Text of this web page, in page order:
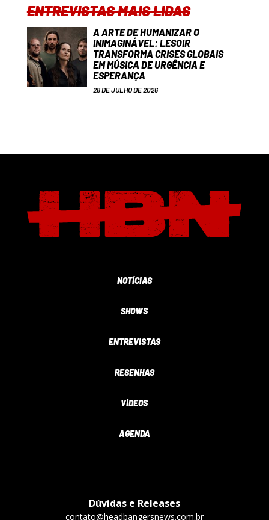
ENTREVISTAS MAIS LIDAS
A ARTE DE HUMANIZAR O
INIMAGINÁVEL: LESOIR
TRANSFORMA CRISES GLOBAIS
EM MÚSICA DE URGÊNCIA E
ESPERANÇA
28 DE JULHO DE 2026
NOTÍCIAS
SHOWS
ENTREVISTAS
RESENHAS
VÍDEOS
AGENDA
Dúvidas e Releases
contato@headbangersnews.com.br